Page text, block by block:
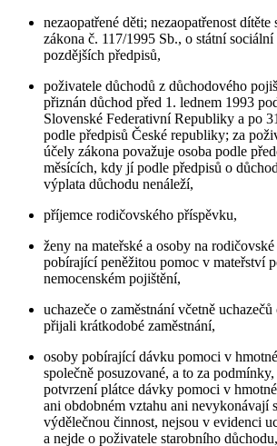
nezaopatřené děti; nezaopatřenost dítěte
zákona č. 117/1995 Sb., o státní
pozdějších předpisů,
poživatele důchodů z důchodového
přiznán důchod před 1. lednem 1993
Slovenské Federativní Republiky a po
podle předpisů České republiky; za
účely zákona považuje osoba podle
měsících, kdy jí podle předpisů o
výplata důchodu nenáleží,
příjemce rodičovského příspěvku,
ženy na mateřské a osoby na
pobírající peněžitou pomoc v mateřství
nemocenském pojištění,
uchazeče o zaměstnání včetně
přijali krátkodobé zaměstnání,
osoby pobírající dávku pomoci v
společně posuzované, a to za
potvrzení plátce dávky pomoci v
ani obdobném vztahu ani nevykonávají
výdělečnou činnost, nejsou v evidenci
a nejde o poživatele starobního